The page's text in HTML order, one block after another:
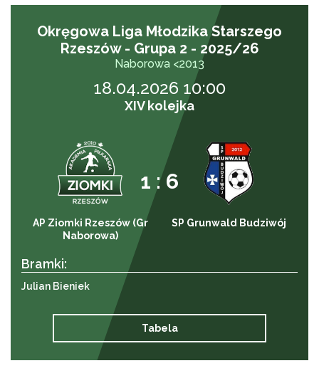
Okręgowa Liga Młodzika Starszego
Rzeszów - Grupa 2 - 2025/26
Naborowa <2013
18.04.2026 10:00
XIV kolejka
1 : 6
AP Ziomki Rzeszów (Gr
Naborowa)
SP Grunwald Budziwój
Bramki:
Julian Bieniek
Tabela